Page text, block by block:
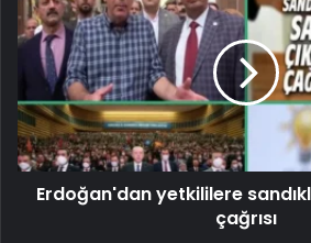
Erdoğan'dan yetkililere
çağrısı